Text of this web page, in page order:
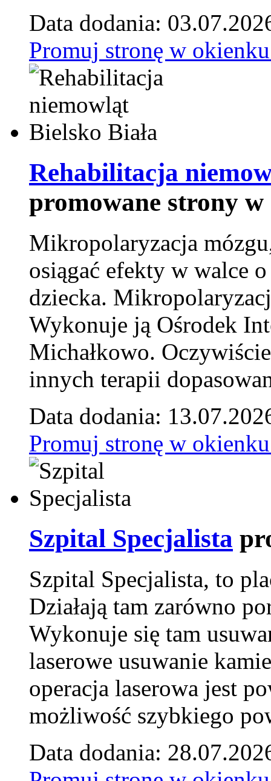
Data dodania:
Promuj stronę w
Rehabilitacja
promowane strony
Mikropolaryzacja
osiągać efekty w walce
dziecka.
Wykonuje ją Ośrodek
Michałkowo.
innych terapii
Data dodania:
Promuj stronę w
Szpital Specjalista
Szpital Specjalista, to
Działają tam zarówno
Wykonuje się tam
laserowe usuwanie
operacja laserowa jest
możliwość szybkiego
Data dodania: